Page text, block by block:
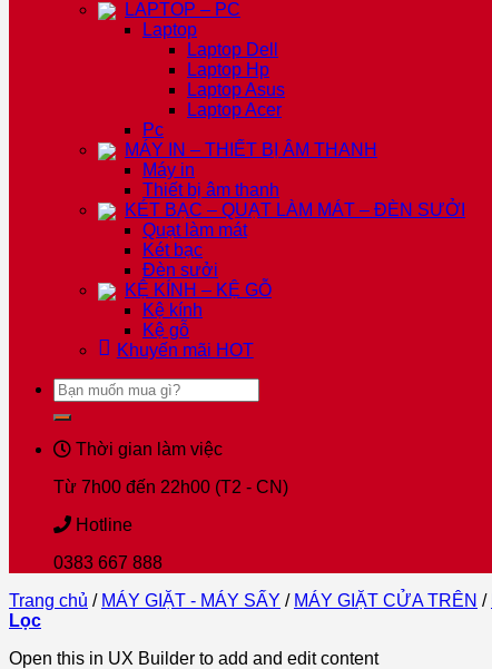
LAPTOP – PC
Laptop
Laptop Dell
Laptop Hp
Laptop Asus
Laptop Acer
Pc
MÁY IN – THIẾT BỊ ÂM THANH
Máy in
Thiết bị âm thanh
KÉT BẠC – QUẠT LÀM MÁT – ĐÈN SƯỞI
Quạt làm mát
Két bạc
Đèn sưởi
KỆ KÍNH – KỆ GỖ
Kệ kính
Kệ gỗ
Khuyến mãi HOT
Tìm
kiếm:
Thời gian làm việc
Từ 7h00 đến 22h00 (T2 - CN)
Hotline
0383 667 888
Trang chủ / MÁY GIẶT - MÁY SẤY / MÁY GIẶT CỬA TRÊN /
Lọc
Open this in UX Builder to add and edit content